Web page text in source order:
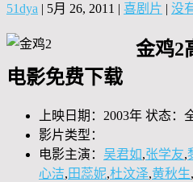
51dya | 5月 26, 2011 | 喜剧片 | 没
金鸡2
电影免费下载
上映日期：2003年 状态：
影片类型：
电影主演： 吴君如,张学友,
心洁,田蕊妮,杜汶泽,黄秋生,